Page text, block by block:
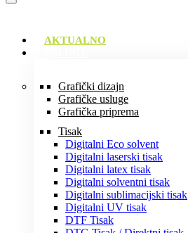
AKTUALNO
Grafički dizajn
Grafičke usluge
Grafička priprema
Tisak
Digitalni Eco solvent
Digitalni laserski tisak
Digitalni latex tisak
Digitalni solventni tisak
Digitalni sublimacijski tisak
Digitalni UV tisak
DTF Tisak